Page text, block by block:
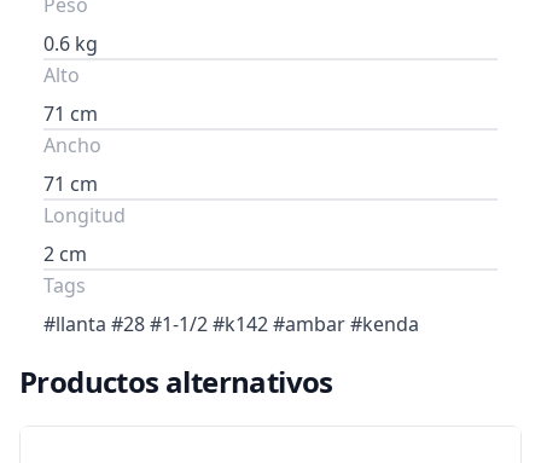
0.6 kg
Alto
71 cm
Ancho
71 cm
Longitud
2 cm
Tags
#llanta #28 #1-1/2 #k142 #ambar #kenda
Productos alternativos